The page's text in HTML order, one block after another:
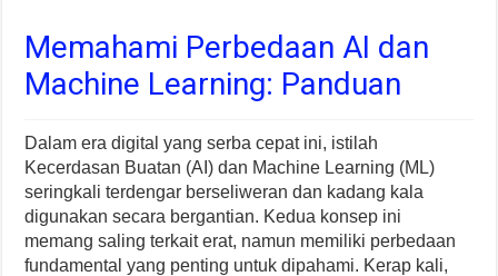
Memahami Perbedaan AI dan
Machine Learning: Panduan
Dalam era digital yang serba cepat ini, istilah
Kecerdasan Buatan (AI) dan Machine Learning (ML)
seringkali terdengar berseliweran dan kadang kala
digunakan secara bergantian. Kedua konsep ini
memang saling terkait erat, namun memiliki perbedaan
fundamental yang penting untuk dipahami. Kerap kali,